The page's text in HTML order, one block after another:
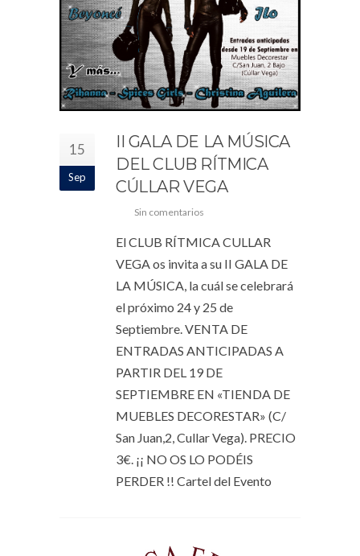
15
Sep
II GALA DE LA MÚSICA
DEL CLUB RÍTMICA
CÚLLAR VEGA
Sin comentarios
El CLUB RÍTMICA CULLAR
VEGA os invita a su II GALA DE
LA MÚSICA, la cuál se celebrará
el próximo 24 y 25 de
Septiembre. VENTA DE
ENTRADAS ANTICIPADAS A
PARTIR DEL 19 DE
SEPTIEMBRE EN «TIENDA DE
MUEBLES DECORESTAR» (C/
San Juan,2, Cullar Vega). PRECIO
3€. ¡¡ NO OS LO PODÉIS
PERDER !! Cartel del Evento